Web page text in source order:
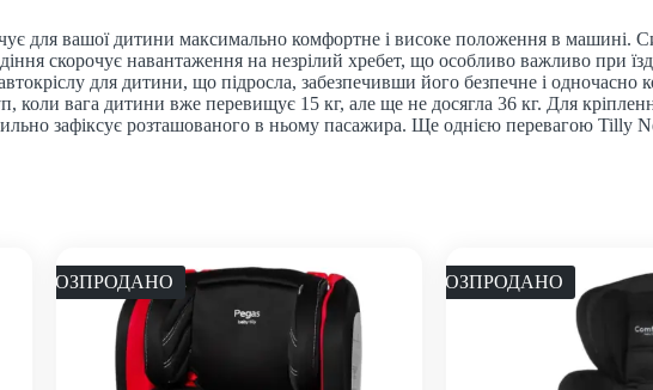
для вашої дитини максимально комфортне і високе положення в машині.
скорочує навантаження на незрілий хребет, що особливо важливо при
для дитини, що підросла, забезпечивши його безпечне і одночасно
коли вага дитини вже перевищує 15 кг, але ще не досягла 36 кг. Для
зафіксує розташованого в ньому пасажира. Ще однією перевагою Tilly
РОЗПРОДАНО РОЗПРОДАНО